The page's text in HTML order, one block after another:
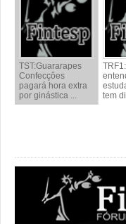
TST:Guararapes
Confecçôes
pagará hora extra
por ginástica ...
tem